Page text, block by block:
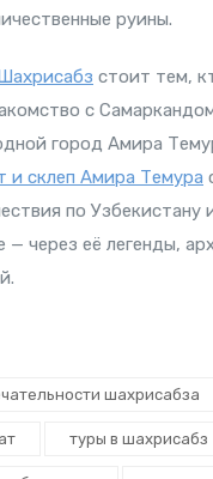
руины.
стоит тем,
с
город Амира
и склеп Амира Темура
по Узбекистану
— через её легенды,
шахрисабза
туры в шахрисабз